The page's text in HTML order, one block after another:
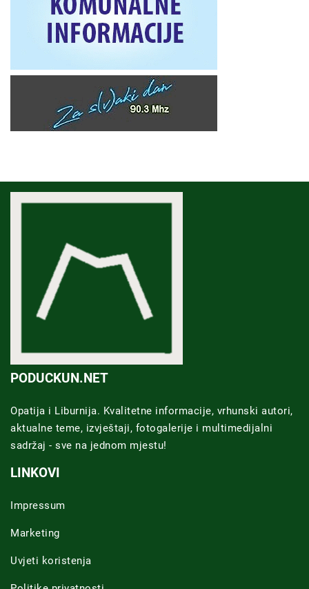
PODUCKUN.NET
Opatija i Liburnija. Kvalitetne informacije, vrhunski autori,
aktualne teme, izvještaji, fotogalerije i multimedijalni
sadržaj - sve na jednom mjestu!
LINKOVI
Impressum
Marketing
Uvjeti koristenja